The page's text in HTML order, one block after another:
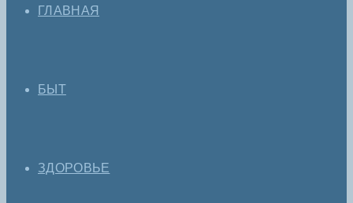
ГЛАВНАЯ
БЫТ
ЗДОРОВЬЕ